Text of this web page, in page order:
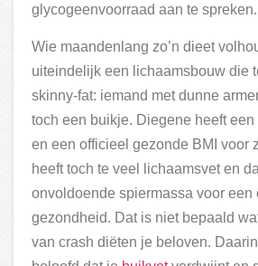
glycogeenvoorraad aan te spreken.
Wie maandenlang zo’n dieet
uiteindelijk een lichaamsbouw die
skinny-fat: iemand met dunne
toch een buikje. Diegene heeft
en een officieel gezonde BMI voor
heeft toch te veel lichaamsvet en
onvoldoende spiermassa voor een
gezondheid. Dat is niet bepaald
van crash diëten je beloven.